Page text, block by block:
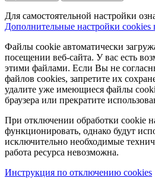
Для самостоятельной настройки
Дополнительные настройки cookies
Файлы cookie автоматически
посещении веб-сайта. У вас есть
этими файлами. Если Вы не
файлов cookies, запретите их
удалите уже имеющиеся файлы
браузера или прекратите
При отключении обработки cookie
функционировать, однако будут
исключительно необходимые
работа ресурса невозможна.
Инструкция по отключению cookies